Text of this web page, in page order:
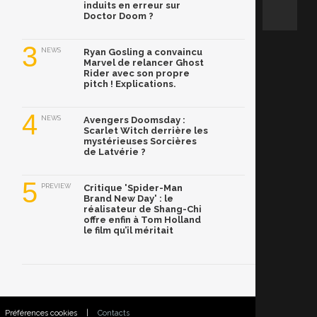
induits en erreur sur
Doctor Doom ?
3 NEWS
Ryan Gosling a convaincu
Marvel de relancer Ghost
Rider avec son propre
pitch ! Explications.
4 NEWS
Avengers Doomsday :
Scarlet Witch derrière les
mystérieuses Sorcières
de Latvérie ?
5 PREVIEW
Critique 'Spider-Man
Brand New Day' : le
réalisateur de Shang-Chi
offre enfin à Tom Holland
le film qu’il méritait
Préférences cookies Contacts